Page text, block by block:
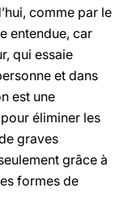
comme par le
entendue, car
qui essaie
et dans
est une
éliminer les
graves
grâce à
formes de